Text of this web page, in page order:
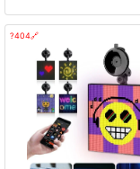
🔗404?